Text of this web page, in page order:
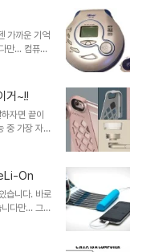
몰라도 관
일 겁니다.
선을 넘지 못
하여 궁금했
도 합니다.
가까운 기억
만... 컴퓨터
억이 맞다면
이라서 뭐~
는 확장자로
로도 감지
트, 16비트
그게 최고
거~!!
자면 끝이
중 가장 자주
진.. 그러니
만큼 그 위
구조상 어
시대임에도
들어 와이파
의 새로운
On
습니다. 바로
다만... 그간
의 그것과
수 있는 웨